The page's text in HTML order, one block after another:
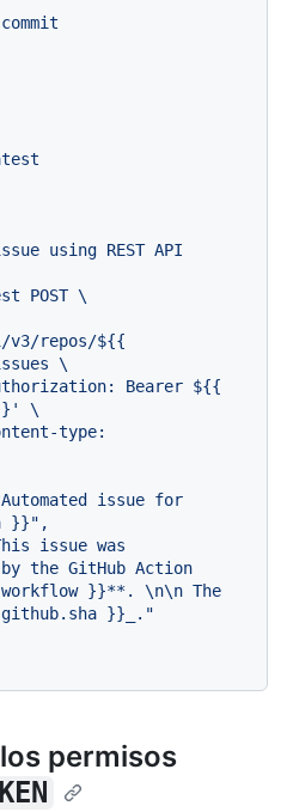
commit
using REST API
v3/repos/${{
\
}}' \
}}",
the GitHub Action
}}**. \n\n The
github.sha }}_."
permisos